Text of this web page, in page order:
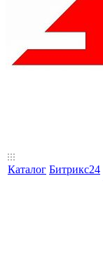
Каталог Битрикс24